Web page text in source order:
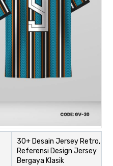
30+ Desain Jersey Retro,
Referensi Design Jersey
Bergaya Klasik